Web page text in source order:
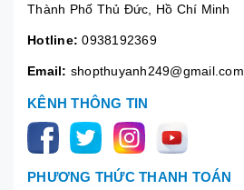
Thành Phố Thủ Đức, Hồ Chí Minh
Hotline: 0938192369
Email: shopthuyanh249@gmail.com
KÊNH THÔNG TIN
PHƯƠNG THỨC THANH TOÁN